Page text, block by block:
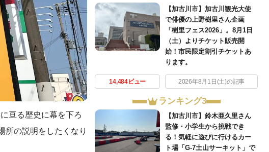
亘る歴史に幕を下ろ
所の説明をしたくなり
【加古川市】加古川観光大使
で俳優の上野樹里さん企画
「樹里フェス2026」。8月1日
（土）よりチケット販売開
始！市民限定割引チケットあ
ります。
14,484ビュー 2026年8月1日(土)の記事
ランキング3
【加古川市】鈴木亜久里さん
監修・小学生から挑戦でき
る！気軽に遊びに行けるカー
ト場「G-7土山サーキット」で